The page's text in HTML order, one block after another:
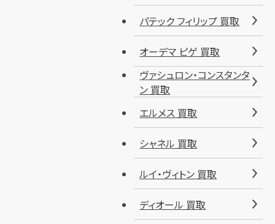
パテック フィリップ 買取
オーデマ ピゲ 買取
ヴァシュロン・コンスタンタ
ン 買取
エルメス 買取
シャネル 買取
ルイ・ヴィトン 買取
ディオール 買取